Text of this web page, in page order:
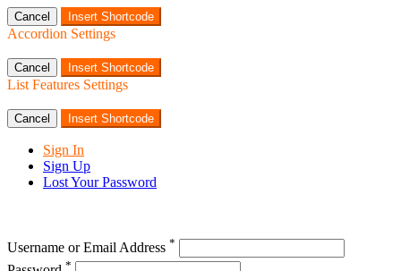
Cancel Insert Shortcode
Accordion Settings
Cancel Insert Shortcode
List Features Settings
Cancel Insert Shortcode
Sign In
Sign Up
Lost Your Password
Username or Email Address *
*